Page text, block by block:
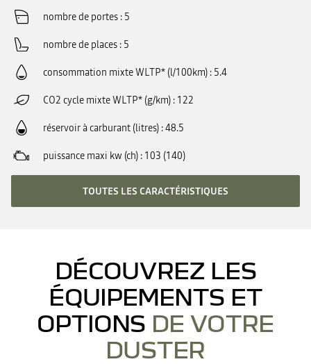
nombre de portes 5
nombre de places 5
consommation mixte WLTP* (l/100km) 5.4
CO2 cycle mixte WLTP* (g/km) 122
réservoir à carburant (litres) 48.5
puissance maxi kw (ch) 103 (140)
TOUTES LES CARACTÉRISTIQUES
DÉCOUVREZ LES
ÉQUIPEMENTS ET
OPTIONS DE VOTRE
DUSTER